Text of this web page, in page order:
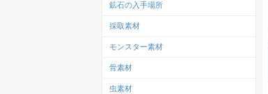
鉱石の入手場所
採取素材
モンスター素材
骨素材
虫素材